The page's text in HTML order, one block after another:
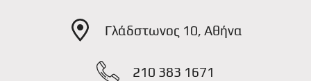
Γλάδστωνος 10, Αθήνα
210 383 1671